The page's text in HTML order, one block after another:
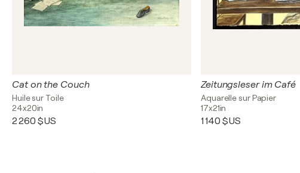
Cat on the Couch
Huile sur Toile
24x20in
2 260 $US
Zeitungsleser im Café
Aquarelle sur Papier
17x21in
1 140 $US